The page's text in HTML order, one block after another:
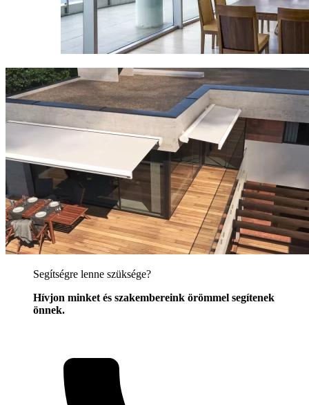
Segítségre lenne szüksége?
Hívjon minket és szakembereink örömmel segítenek
önnek.